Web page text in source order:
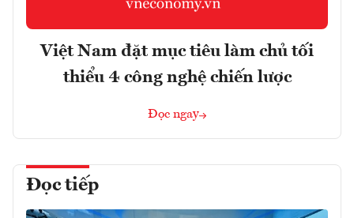
Việt Nam đặt mục tiêu làm chủ tối
thiểu 4 công nghệ chiến lược
Đọc ngay
Đọc tiếp